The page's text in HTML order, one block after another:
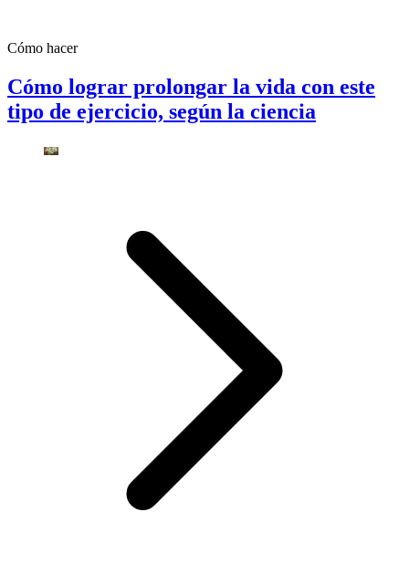
Cómo hacer
Cómo lograr prolongar la vida con este
tipo de ejercicio, según la ciencia